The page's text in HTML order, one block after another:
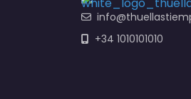
+34 1010101010